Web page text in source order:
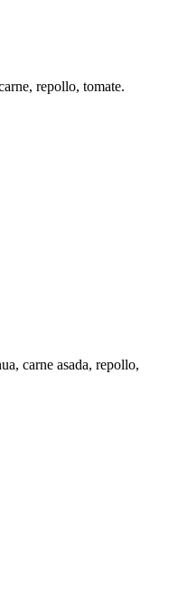
repollo, tomate.
carne asada, repollo,